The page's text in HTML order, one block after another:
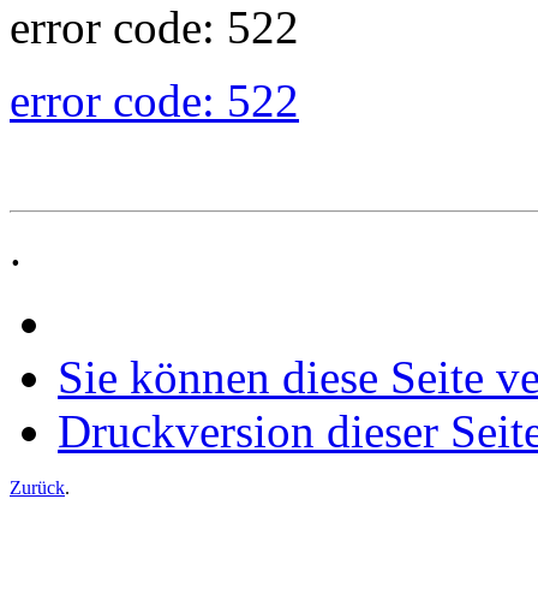
error code: 522
error code: 522
.
Sie können diese Seite
Druckversion dieser
Zurück.